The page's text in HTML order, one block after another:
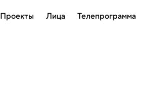
Проекты Лица Телепрограмма